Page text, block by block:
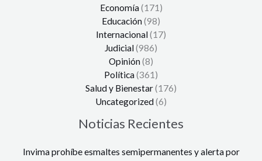
Economía(171)
Educación(98)
Internacional(17)
Judicial(986)
Opinión(8)
Política(361)
Salud y Bienestar(176)
Uncategorized(6)
Noticias Recientes
Invima prohíbe esmaltes semipermanentes y alerta por